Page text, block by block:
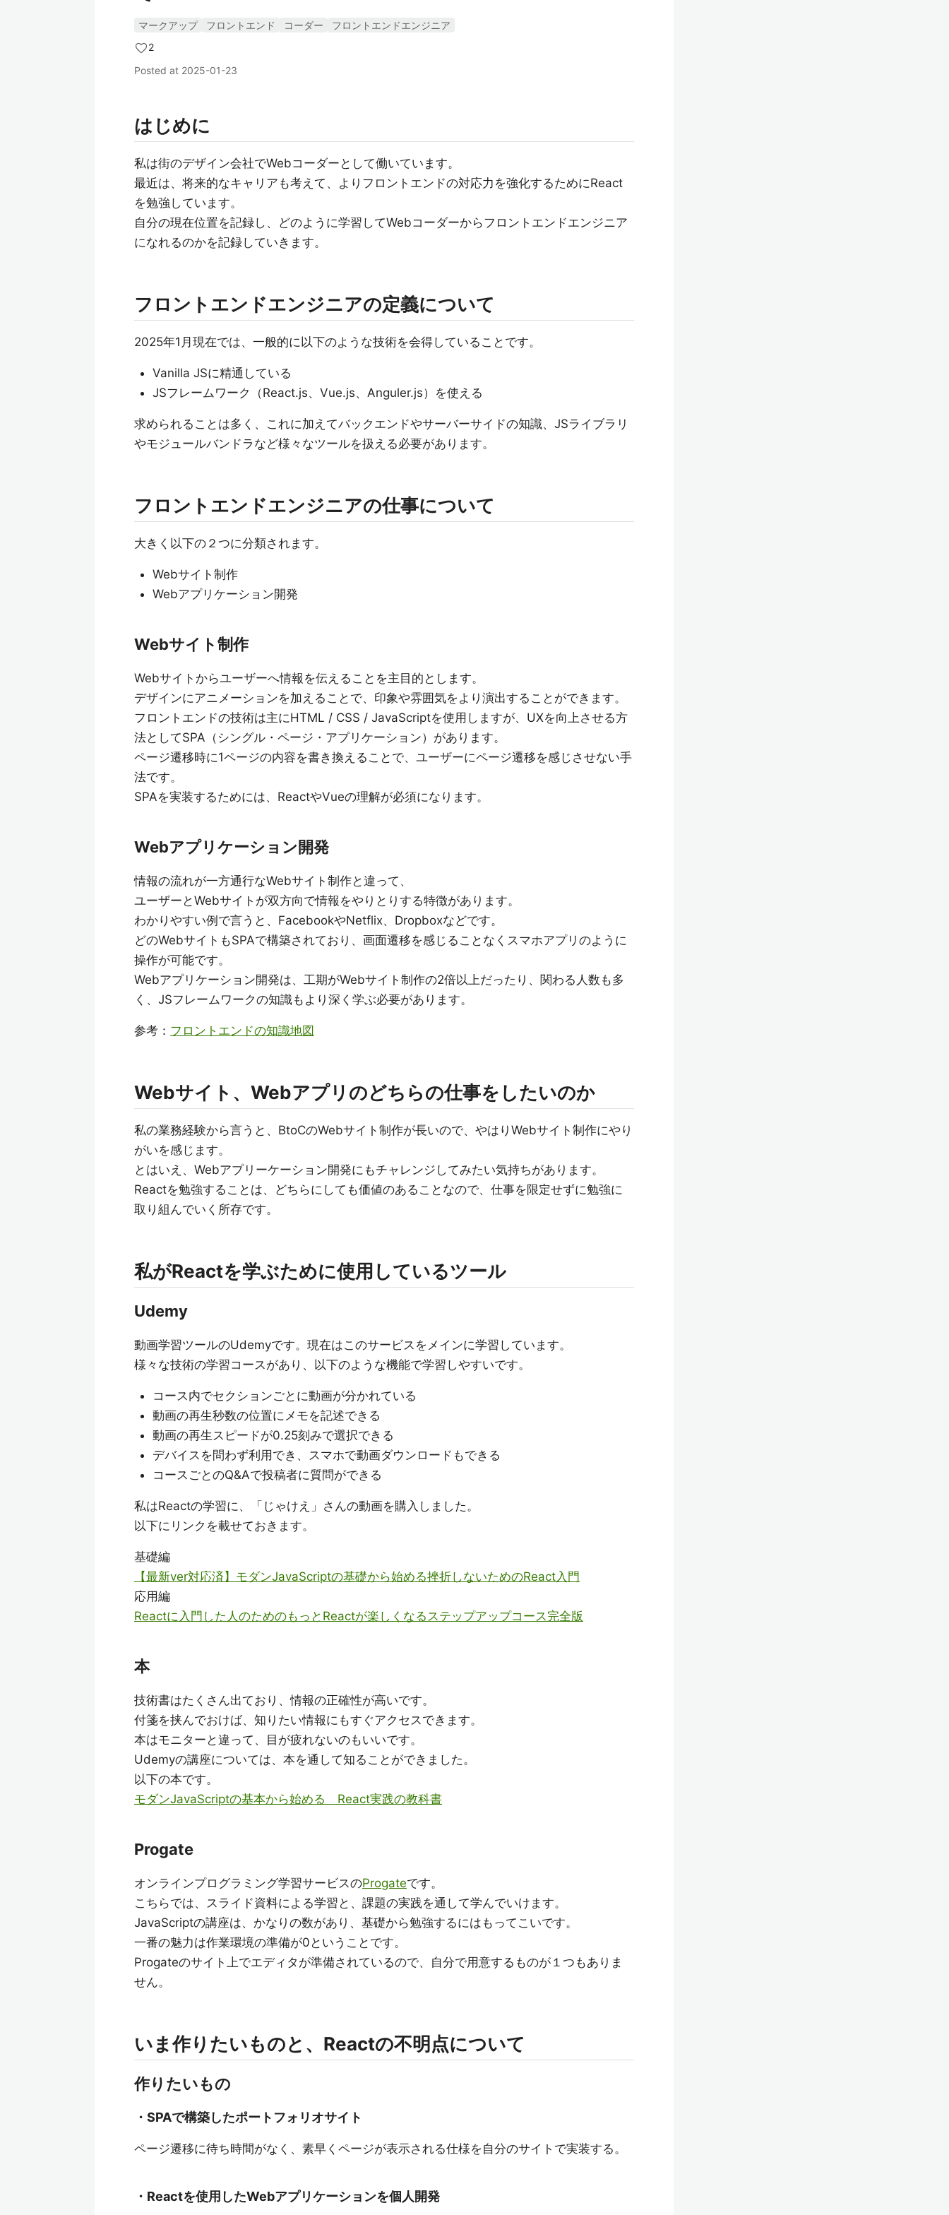
マークアップ フロントエンド コーダー
フロントエンドエンジニア
2
Posted at 2025-01-23
はじめに
私は街のデザイン会社でWebコーダーとして働いています。
最近は、将来的なキャリアも考えて、よりフロントエンドの対応力を強化するためにReact
を勉強しています。
自分の現在位置を記録し、どのように学習してWebコーダーからフロントエンドエンジニア
になれるのかを記録していきます。
フロントエンドエンジニアの定義について
2025年1月現在では、一般的に以下のような技術を会得していることです。
Vanilla JSに精通している
JSフレームワーク（React.js、Vue.js、Anguler.js）を使える
求められることは多く、これに加えてバックエンドやサーバーサイドの知識、JSライブラリ
やモジュールバンドラなど様々なツールを扱える必要があります。
フロントエンドエンジニアの仕事について
大きく以下の２つに分類されます。
Webサイト制作
Webアプリケーション開発
Webサイト制作
Webサイトからユーザーへ情報を伝えることを主目的とします。
デザインにアニメーションを加えることで、印象や雰囲気をより演出することができます。
フロントエンドの技術は主にHTML / CSS / JavaScriptを使用しますが、UXを向上させる方
法としてSPA（シングル・ページ・アプリケーション）があります。
ページ遷移時に1ページの内容を書き換えることで、ユーザーにページ遷移を感じさせない手
法です。
SPAを実装するためには、ReactやVueの理解が必須になります。
Webアプリケーション開発
情報の流れが一方通行なWebサイト制作と違って、
ユーザーとWebサイトが双方向で情報をやりとりする特徴があります。
わかりやすい例で言うと、FacebookやNetflix、Dropboxなどです。
どのWebサイトもSPAで構築されており、画面遷移を感じることなくスマホアプリのように
操作が可能です。
Webアプリケーション開発は、工期がWebサイト制作の2倍以上だったり、関わる人数も多
く、JSフレームワークの知識もより深く学ぶ必要があります。
参考： フロントエンドの知識地図
Webサイト、Webアプリのどちらの仕事をしたいのか
私の業務経験から言うと、BtoCのWebサイト制作が長いので、やはりWebサイト制作にやり
がいを感じます。
とはいえ、Webアプリーケーション開発にもチャレンジしてみたい気持ちがあります。
Reactを勉強することは、どちらにしても価値のあることなので、仕事を限定せずに勉強に
取り組んでいく所存です。
私がReactを学ぶために使用しているツール
Udemy
動画学習ツールのUdemyです。現在はこのサービスをメインに学習しています。
様々な技術の学習コースがあり、以下のような機能で学習しやすいです。
コース内でセクションごとに動画が分かれている
動画の再生秒数の位置にメモを記述できる
動画の再生スピードが0.25刻みで選択できる
デバイスを問わず利用でき、スマホで動画ダウンロードもできる
コースごとのQ&Aで投稿者に質問ができる
私はReactの学習に、「じゃけえ」さんの動画を購入しました。
以下にリンクを載せておきます。
基礎編
【最新ver対応済】モダンJavaScriptの基礎から始める挫折しないためのReact入門
応用編
Reactに入門した人のためのもっとReactが楽しくなるステップアップコース完全版
本
技術書はたくさん出ており、情報の正確性が高いです。
付箋を挟んでおけば、知りたい情報にもすぐアクセスできます。
本はモニターと違って、目が疲れないのもいいです。
Udemyの講座については、本を通して知ることができました。
以下の本です。
モダンJavaScriptの基本から始める React実践の教科書
Progate
オンラインプログラミング学習サービスのProgateです。
こちらでは、スライド資料による学習と、課題の実践を通して学んでいけます。
JavaScriptの講座は、かなりの数があり、基礎から勉強するにはもってこいです。
一番の魅力は作業環境の準備が0ということです。
Progateのサイト上でエディタが準備されているので、自分で用意するものが１つもありま
せん。
いま作りたいものと、Reactの不明点について
作りたいもの
・SPAで構築したポートフォリオサイト
ページ遷移に待ち時間がなく、素早くページが表示される仕様を自分のサイトで実装する。
・Reactを使用したWebアプリケーションを個人開発